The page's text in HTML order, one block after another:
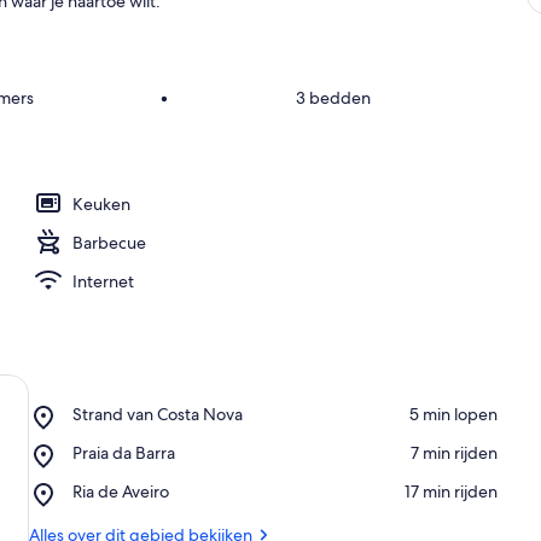
• 3 bedden
Keuken
Barbecue
Internet
Strand van Costa Nova
Place,
van
Nova
‪5 min lopen‬
Praia da Barra
Place,
da
‪7 min rijden‬
Ria de Aveiro
Place,
de
‪17 min rijden‬
Alles over dit gebied bekijken